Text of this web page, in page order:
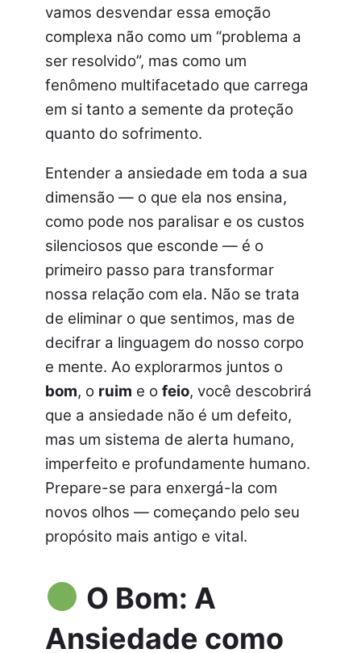
vamos desvendar essa emoção
complexa não como um “problema a
ser resolvido”, mas como um
fenômeno multifacetado que carrega
em si tanto a semente da proteção
quanto do sofrimento.
Entender a ansiedade em toda a sua
dimensão — o que ela nos ensina,
como pode nos paralisar e os custos
silenciosos que esconde — é o
primeiro passo para transformar
nossa relação com ela. Não se trata
de eliminar o que sentimos, mas de
decifrar a linguagem do nosso corpo
e mente. Ao explorarmos juntos o
bom, o ruim e o feio, você descobrirá
que a ansiedade não é um defeito,
mas um sistema de alerta humano,
imperfeito e profundamente humano.
Prepare-se para enxergá-la com
novos olhos — começando pelo seu
propósito mais antigo e vital.
O Bom: A
Ansiedade como